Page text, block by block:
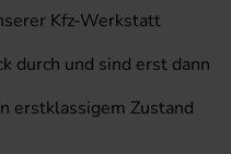
Kfz-Werkstatt
durch und sind erst dann
erstklassigem Zustand